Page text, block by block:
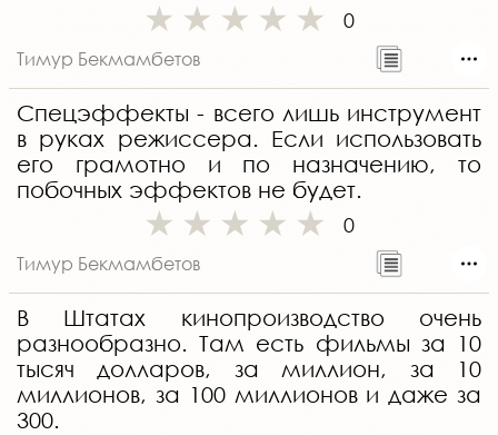
0
Тимур Бекмамбетов
Спецэффекты - всего лишь инструмент
в руках режиссера. Если использовать
его грамотно и по назначению, то
побочных эффектов не будет.
0
Тимур Бекмамбетов
В Штатах кинопроизводство очень
разнообразно. Там есть фильмы за 10
тысяч долларов, за миллион, за 10
миллионов, за 100 миллионов и даже за
300.